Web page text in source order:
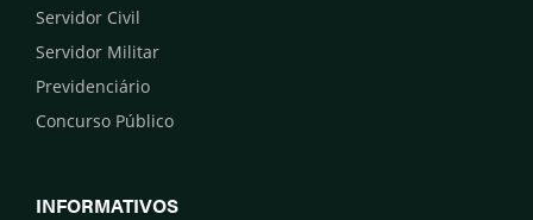
Servidor Civil
Servidor Militar
Previdenciário
Concurso Público
INFORMATIVOS